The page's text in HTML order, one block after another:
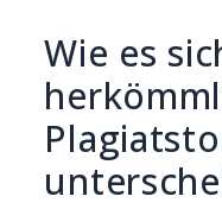
Wie es